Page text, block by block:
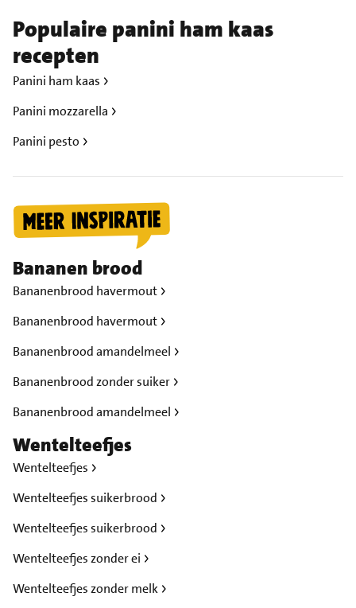
Populaire panini ham kaas
recepten
Panini ham kaas
Panini mozzarella
Panini pesto
Bananen brood
Bananenbrood havermout
Bananenbrood havermout
Bananenbrood amandelmeel
Bananenbrood zonder suiker
Bananenbrood amandelmeel
Wentelteefjes
Wentelteefjes
Wentelteefjes suikerbrood
Wentelteefjes suikerbrood
Wentelteefjes zonder ei
Wentelteefjes zonder melk